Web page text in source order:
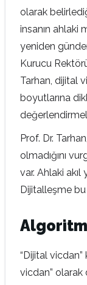
olarak
insanın ahlaki
yeniden
Kurucu
Tarhan, dijital
boyutlarına
Prof. Dr.
olmadığını
var. Ahlaki
Dijitalleşme
“Dijital vicdan”
vicdan” olarak